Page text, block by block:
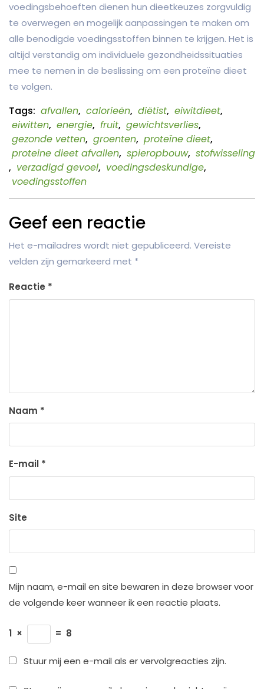
voedingsbehoeften dienen hun dieetkeuzes zorgvuldig
te overwegen en mogelijk aanpassingen te maken om
alle benodigde voedingsstoffen binnen te krijgen. Het is
altijd verstandig om individuele gezondheidssituaties
mee te nemen in de beslissing om een proteïne dieet
te volgen.
Tags: afvallen, calorieën, diëtist, eiwitdieet,
eiwitten, energie, fruit, gewichtsverlies,
gezonde vetten, groenten, proteïne dieet,
proteine dieet afvallen, spieropbouw, stofwisseling
, verzadigd gevoel, voedingsdeskundige,
voedingsstoffen
Geef een reactie
Het e-mailadres wordt niet gepubliceerd. Vereiste
velden zijn gemarkeerd met *
Reactie *
Naam *
E-mail *
Site
Mijn naam, e-mail en site bewaren in deze browser voor
de volgende keer wanneer ik een reactie plaats.
1 × = 8
Stuur mij een e-mail als er vervolgreacties zijn.